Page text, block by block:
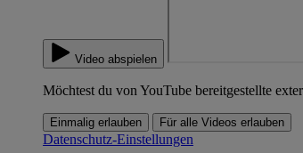
Video abspielen
Möchtest du von YouTube bereitgestellte
Einmalig erlauben Für alle Videos erlauben
Datenschutz-Einstellungen